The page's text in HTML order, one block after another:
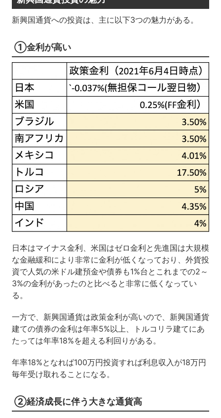
新興国通貨への投資は、主に以下3つの魅力がある。
①金利が高い
日本はマイナス金利、米国はゼロ金利と先進国は大規模
な金融緩和により非常に金利が低くなっており、外貨投
資で人気の米ドル建預金や債券も1%台とこれまでの2～
3%の金利があったのと比べると非常に低くなってい
る。
一方で、新興国通貨は政策金利が高いので、新興国通貨
建ての債券の金利は年率5%以上、トルコリラ建てにあ
たっては年率18%を超える利回りがある。
年率18%となれば100万円投資すれば利息収入が18万円
毎年受け取れることになる。
②経済成長に伴う大きな通貨高